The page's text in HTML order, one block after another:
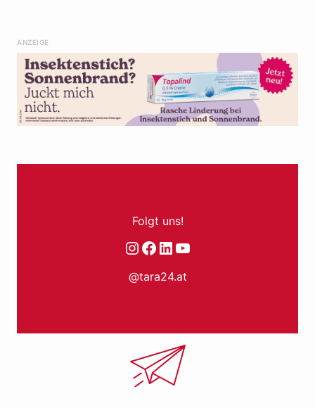
ANZEIGE
Folgt uns!
Instagram Facebook LinkedIn YouTube
@tara24.at